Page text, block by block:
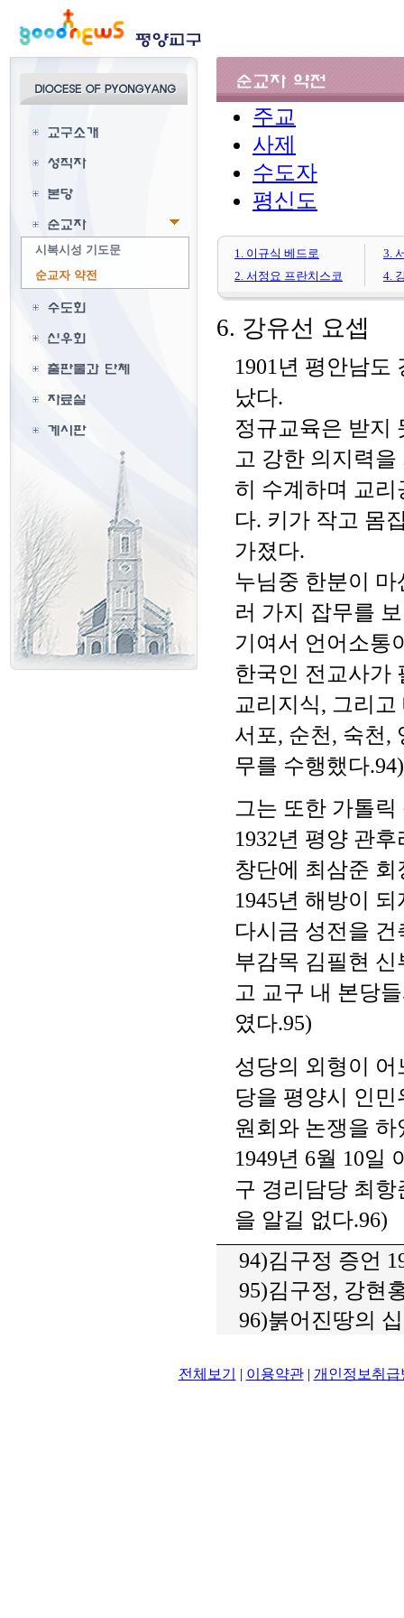
시복시성 기도문
순교자 약전
주교
사제
수도자
평신도
1. 이규식 베드로
3.
2. 서정요 프란치스코
4.
6. 강유선 요셉
1901년 평안남도
났다.
정규교육은 받지
고 강한 의지력
히 수계하며 교
다. 키가 작고 몸
가졌다.
누님중 한분이
러 가지 잡무를
기여서 언어소통
한국인 전교사가
교리지식, 그리
서포, 순천, 숙천,
무를 수행했다.94)
그는 또한 가톨
1932년 평양 관
창단에 최삼준
1945년 해방이
다시금 성전을
부감목 김필현
고 교구 내 본당
였다.95)
성당의 외형이
당을 평양시 인
원회와 논쟁을 하
1949년 6월 10일
구 경리담당 최
을 알길 없다.96)
94)김구정 증언
95)김구정, 강현
96)붉어진땅의
전체보기 | 이용약관| 개인정보취급